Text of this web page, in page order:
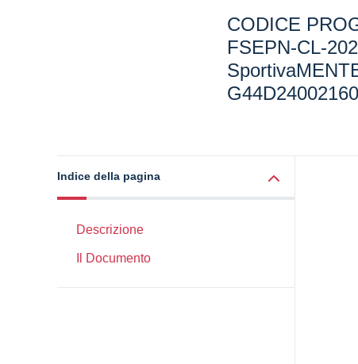
CODICE
FSEPN-CL-
Indice della pagina
Descrizione
Il Documento